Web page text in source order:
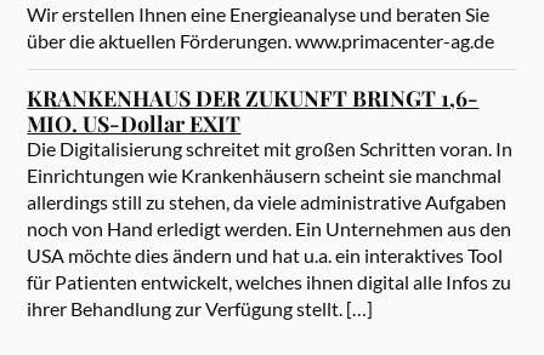
Wir erstellen Ihnen eine Energieanalyse und beraten Sie
über die aktuellen Förderungen. www.primacenter-ag.de
KRANKENHAUS DER ZUKUNFT BRINGT 1,6-
MIO. US-Dollar EXIT
Die Digitalisierung schreitet mit großen Schritten voran. In
Einrichtungen wie Krankenhäusern scheint sie manchmal
allerdings still zu stehen, da viele administrative Aufgaben
noch von Hand erledigt werden. Ein Unternehmen aus den
USA möchte dies ändern und hat u.a. ein interaktives Tool
für Patienten entwickelt, welches ihnen digital alle Infos zu
ihrer Behandlung zur Verfügung stellt. […]